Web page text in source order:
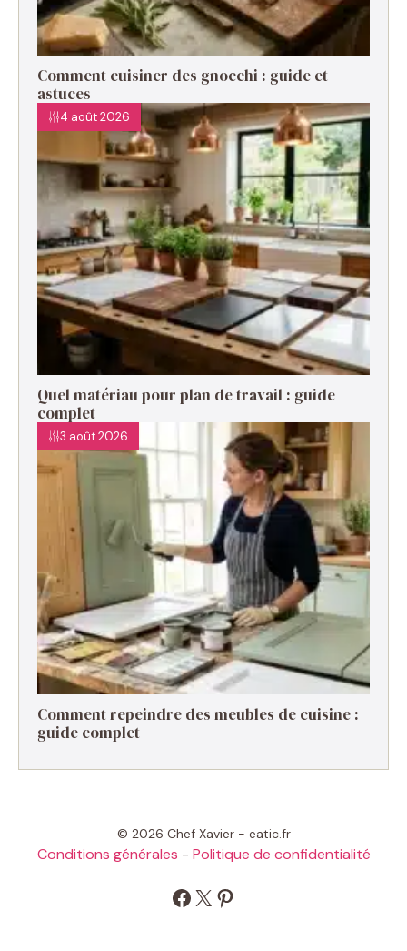
Comment cuisiner des gnocchi : guide et
astuces
4 août 2026
Quel matériau pour plan de travail : guide
complet
3 août 2026
Comment repeindre des meubles de cuisine :
guide complet
© 2026 Chef Xavier - eatic.fr
Conditions générales - Politique de confidentialité
Facebook
X Pinterest